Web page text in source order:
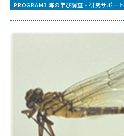
PROGRAM3 海の学び調査・研究サポート